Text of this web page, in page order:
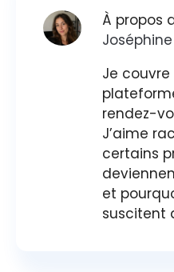
À propos
Je couvre
rendez-
J’aime
certains
et
suscitent